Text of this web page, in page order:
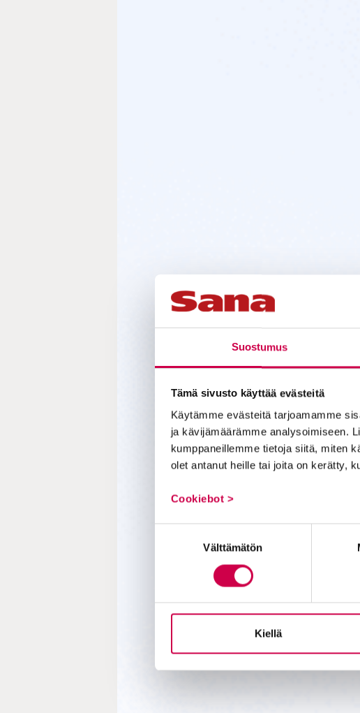
Suostumus
Tämä sivusto käyttää evästeitä
Käytämme evästeitä tarjoamamme
ja kävijämäärämme analysoimiseen.
kumppaneillemme tietoja siitä, miten
olet antanut heille tai joita on kerätty,
Cookiebot >
Välttämätön
Kiellä